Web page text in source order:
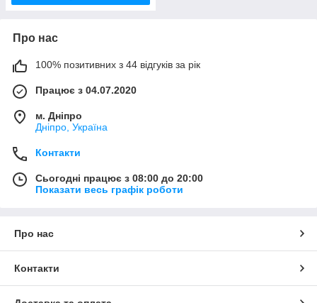
Про нас
100% позитивних з 44 відгуків за рік
Працює з 04.07.2020
м. Дніпро
Дніпро, Україна
Контакти
Сьогодні працює з 08:00 до 20:00
Показати весь графік роботи
Про нас
Контакти